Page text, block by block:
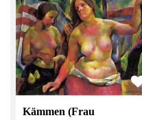
Kämmen (Frau